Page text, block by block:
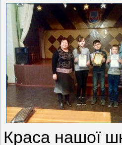
Краса нашої